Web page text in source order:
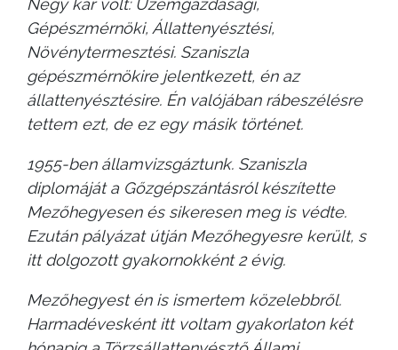
Négy kar volt: Üzemgazdasági,
Gépészmérnöki, Állattenyésztési,
Növénytermesztési. Szaniszla
gépészmérnökire jelentkezett, én az
állattenyésztésire. Én valójában rábeszélésre
tettem ezt, de ez egy másik történet.
1955-ben államvizsgáztunk. Szaniszla
diplomáját a Gőzgépszántásról készítette
Mezőhegyesen és sikeresen meg is védte.
Ezután pályázat útján Mezőhegyesre került, s
itt dolgozott gyakornokként 2 évig.
Mezőhegyest én is ismertem közelebbről.
Harmadévesként itt voltam gyakorlaton két